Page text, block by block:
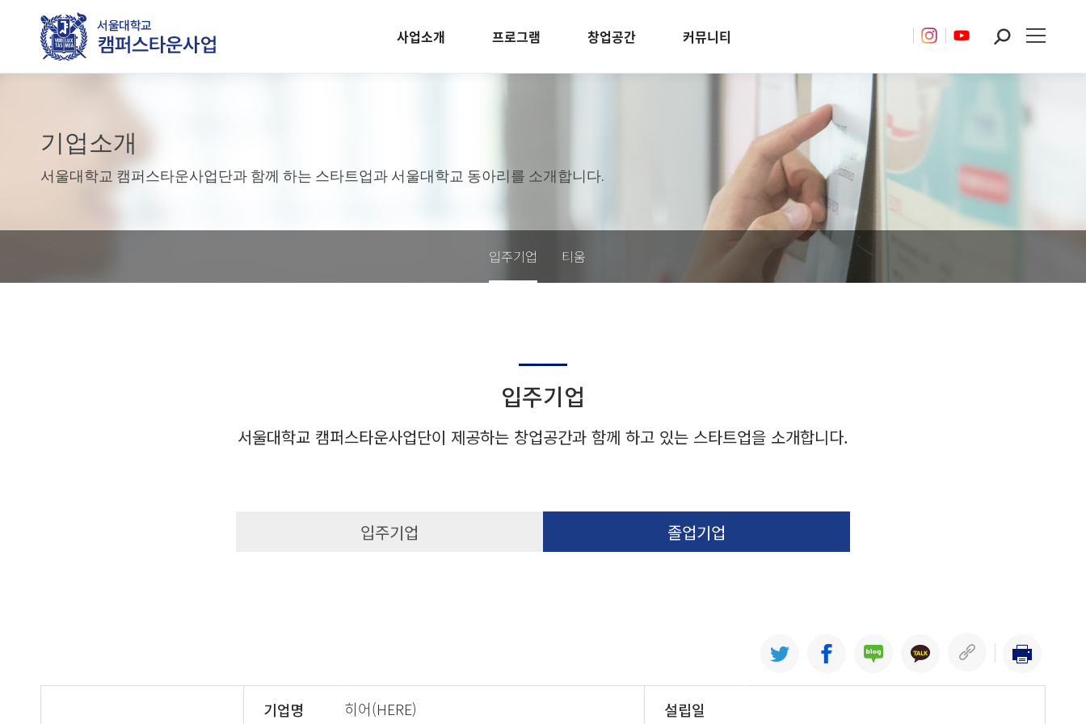
사업소개 프로그램 창업공간 커뮤니티 Search:
기업소개
서울대학교 캠퍼스타운사업단과 함께 하는 스타트업과 서울대학교 동아리를 소개합니다.
입주기업 티움
입주기업
서울대학교 캠퍼스타운사업단이 제공하는 창업공간과 함께 하고 있는 스타트업을 소개합니다.
입주기업 졸업기업
기업명 히어(HERE) 설립일